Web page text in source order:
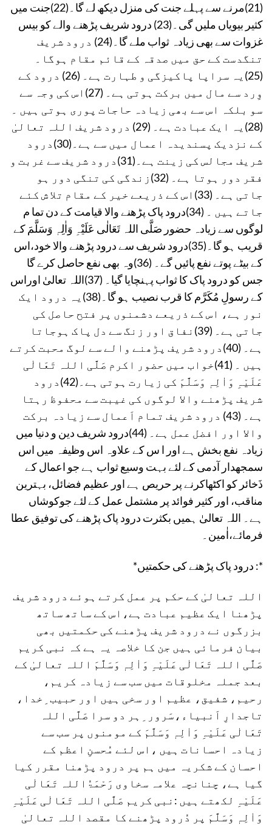
(21)مرنے سے پہلے جنت کی منزل دیکھ لے گا۔(22)جنت میں
کثیر بیویاں ملیں گی۔(23) درود شریف پڑھنے والے کو بیس
غزوات سے بھی زیادہ ثواب ملے گا۔(24) درود شریف
تنگدست کے حق میں صدقہ کے قائم مقام ہوگا۔
(25)یہ سراپا پاکیزگی و طہارت ہے۔ (26) درود کے
وِرد سے مال میں برکت ہوتی ہے۔ (27)اس کی وجہ سے
سو بلکہ اس سے بھی زیادہ حاجات پوری ہوتی ہیں ۔
(28)یہ ایک عبادت ہے۔ (29) درود شریف اللہ تعالیٰ
کے نزدیک پسندیدہ اعمال میں سے ہے۔(30)درود
شریف مجالس کی زینت ہے۔(31)درود شریف سے غربت و
فقر دور ہوتا ہے۔ (32)زندگی کی تنگی دور ہو
جاتی ہے۔ (33)اس کے ذریعے خیر کے مقام تلا ش کئے
جاتے ہیں ۔ (34)درود پاک پڑھنے والا قیامت کے دن تما م
لوگوں سے زیادہ حضور صَلَّی اللہ تَعَالٰی عَلَیْہِ وَاٰلِہٖ وَسَلَّمَ کے
قریب ہو گا۔(35)درود شریف سے درود پڑھنے والا خود،اس
کے بیٹے پوتے نفع پائیں گے۔ (36)وہ بھی نفع حاصل کرے گا
جس کو درود پاک کا ثواب پہنچایا گیا۔ (37)اللہ تعالیٰ اوراس
کے رسولِ مُکَرَّم کا قرب نصیب ہو گا۔(38)یہ درود ایک
نور ہے، اس کے ذریعے دشمنوں پر فتح حاصل کی
جاتی ہے۔ (39)نفاق اور زنگ سے دل پاک ہوجاتا
ہے۔ (40)درود شریف پڑھنے والے سے لوگ محبت کرتے
ہیں ۔ (41)خواب میں حضور اکرم صَلَّی اللہ تَعَالٰی
عَلَیْہِ وَاٰلِہٖ وَسَلَّمَ کی زیارت ہوتی ہے۔(42)درود
شریف پڑھنے والا لوگوں کی غیبت سے محفوظ رہتا
ہے۔ (43) درود شریف تمام اَعمال سے زیادہ برکت
والا اور افضل عمل ہے۔ (44)درود شریف دین و دنیا میں
زیادہ نفع بخش ہے اور ا س کے علاوہ اس وظیفہ میں اس
سمجھدار آدمی کے لئے بہت وسیع ثواب ہے جو اعمال کے
ذَخائر کو اکٹھاکرنے پر حریص ہے اور عظیم فضائل، بہترین
مناقب، اور کثیر فوائد پر مشتمل عمل کے لئے جوکوشاں
ہے۔ اللہ تعالیٰ ہمیں بکثرت درود پاک پڑھنے کی توفیق عطا
فرمائے،اٰمین۔
*درود پاک پڑھنے کی حکمتیں :*
اللہ تعالیٰ کے حکم پر عمل کرتے ہوئے درود شریف
پڑھنا ایک عظیم عبادت ہے،اس کے ساتھ ساتھ
بزرگوں نے درود شریف پڑھنے کی حکمتیں بھی
بیان فرمائی ہیں جن کا خلاصہ یہ ہے کہ نبی کریم
صَلَّی اللہ تَعَالٰی عَلَیْہِ وَاٰلِہٖ وَسَلَّمَ اللہ تعالیٰ کے
بعد جملہ مخلوقات میں سب سے زیادہ کریم،
رحیم، شفیق، عظیم اور سخی ہیں اور حبیب ِخدا،
تاجدارِ اَنبیاء،سَرور ِہر دو سرا صَلَّی اللہ
تَعَالٰی عَلَیْہِ وَاٰلِہٖ وَسَلَّمَ کے مومنوں پر سب سے
زیادہ احسانات ہیں ،اس لئے مُحسنِ اعظم کے
احسان کے شکریہ میں ہم پر درود پڑھنا مقرر کیا
گیا ہے، چنانچہ علامہ سخاوی رَحْمَۃُاللہ تَعَالٰی
عَلَیْہِ لکھتے ہیں :نبی کریم صَلَّی اللہ تَعَالٰی عَلَیْہِ
وَاٰلِہٖ وَسَلَّمَ پر دُرود پڑھنے کا مقصد اللہ تعالیٰ